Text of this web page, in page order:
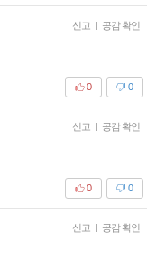
신고 | 공감 확인
0
0
신고 | 공감 확인
0
0
신고 | 공감 확인